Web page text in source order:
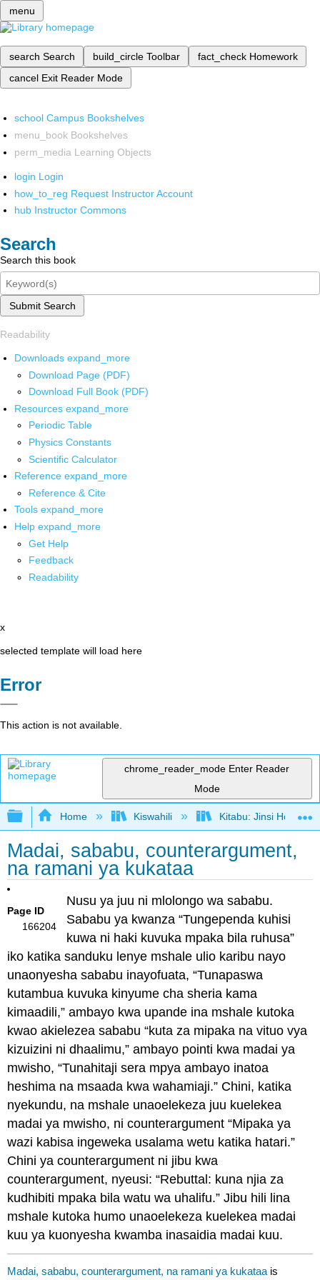
menu
search Search build_circle Toolbar fact_check Homework
cancel Exit Reader Mode
school Campus Bookshelves
menu_book Bookshelves
perm_media Learning Objects
login Login
how_to_reg Request Instructor Account
hub Instructor Commons
Search
Search this book
Submit Search
Readability
Downloads expand_more
Download Page (PDF)
Download Full Book (PDF)
Resources expand_more
Periodic Table
Physics Constants
Scientific Calculator
Reference expand_more
Reference & Cite
Tools expand_more
Help expand_more
Get Help
Feedback
Readability
x
selected template will load here
Error
This action is not available.
chrome_reader_mode Enter Reader
Mode
Expand/collapse global hierarchy
Home Kiswahili Kitabu: Jinsi Hoja
Madai, sababu, counterargument,
na ramani ya kukataa
Page ID
166204
Nusu ya juu ni mlolongo wa sababu.
Sababu ya kwanza “Tungependa kuhisi
kuwa ni haki kuvuka mpaka bila ruhusa”
iko katika sanduku lenye mshale ulio karibu nayo
unaonyesha sababu inayofuata, “Tunapaswa
kutambua kuvuka kinyume cha sheria kama
kimaadili,” ambayo kwa upande ina mshale kutoka
kwao akielezea sababu “kuta za mipaka na vituo vya
kizuizini ni dhaalimu,” ambayo pointi kwa madai ya
mwisho, “Tunahitaji sera mpya ambayo inatoa
heshima na msaada kwa wahamiaji.” Chini, katika
nyekundu, na mshale unaoelekeza juu kuelekea
madai ya mwisho, ni counterargument “Mipaka ya
wazi kabisa ingeweka usalama wetu katika hatari.”
Chini ya counterargument ni jibu kwa
counterargument, nyeusi: “Rebuttal: kuna njia za
kudhibiti mpaka bila watu wa uhalifu.” Jibu hili lina
mshale kutoka humo unaoelekeza kuelekea madai
kuu ya kuonyesha kwamba inasaidia madai kuu.
Madai, sababu, counterargument, na ramani ya kukataa is